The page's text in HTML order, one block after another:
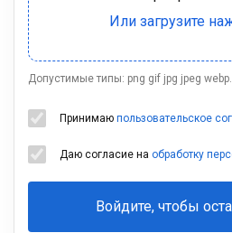
Допустимые типы: png gif jpg jpeg webp.
Принимаю пользовательское
Даю согласие на обработку
Войдите, чтобы